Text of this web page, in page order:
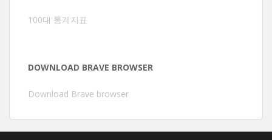
100대 통계지표
DOWNLOAD BRAVE BROWSER
Download Brave browser